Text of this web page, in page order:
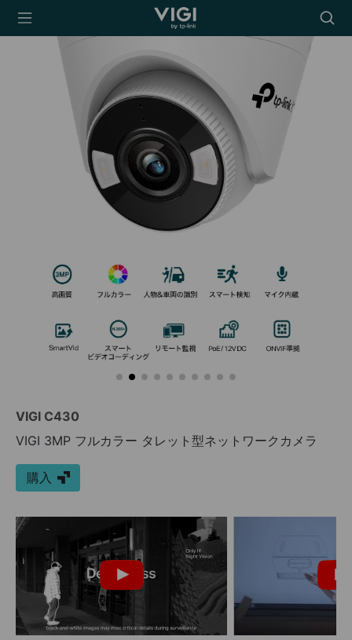
TP-Link, Reliably
icon
VIGI C430
VIGI 3MP フルカラー タレット型ネットワークカメラ
購入